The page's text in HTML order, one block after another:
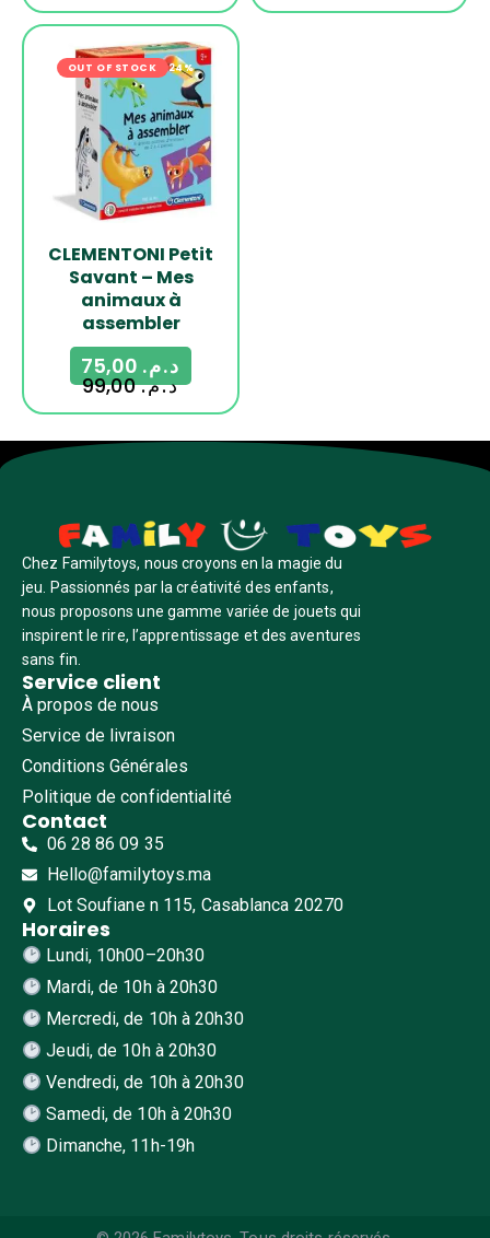
OUT OF STOCK -24%
CLEMENTONI Petit
Savant – Mes
animaux à
assembler
د.م.99,00
د.م.
Chez Familytoys, nous croyons en la magie du
jeu. Passionnés par la créativité des enfants,
nous proposons une gamme variée de jouets qui
inspirent le rire, l’apprentissage et des aventures
sans fin.
Service client
À propos de nous
Service de livraison
Conditions Générales
Politique de confidentialité
Contact
06 28 86 09 35
Hello@familytoys.ma
Lot Soufiane n 115, Casablanca 20270
Horaires
Lundi, 10h00–20h30
Mardi, de 10h à 20h30
Mercredi, de 10h à 20h30
Jeudi, de 10h à 20h30
Vendredi, de 10h à 20h30
Samedi, de 10h à 20h30
Dimanche, 11h-19h